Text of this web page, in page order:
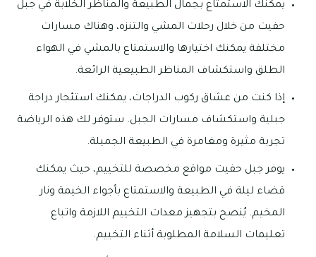
يمكنك الاستمتاع بجمال الطبيعة والمناظر الخلابة في جبل
حفيت من خلال رحلات المشي والتنزه، وهناك مسارات
مختلفة يمكنك اختيارها والاستمتاع بالمشي في الهواء
الطلق واستكشاف المناظر الطبيعية الرائعة.
إذا كنت من عشاق ركوب الدراجات، يمكنك استئجار دراجة
جبلية واستكشاف مسارات الجبل. ستوفر لك هذه الرياضة
تجربة مثيرة ومغامرة في الطبيعة الجميلة.
يوفر جبل حفيت مواقع مخصصة للتخييم، حيث يمكنك
قضاء ليلة في الطبيعة والاستمتاع بأجواء الخيمة ونار
المخيم. يُنصح بتجهيز معدات التخييم اللازمة واتباع
تعليمات السلامة المطلوبة أثناء التخييم.